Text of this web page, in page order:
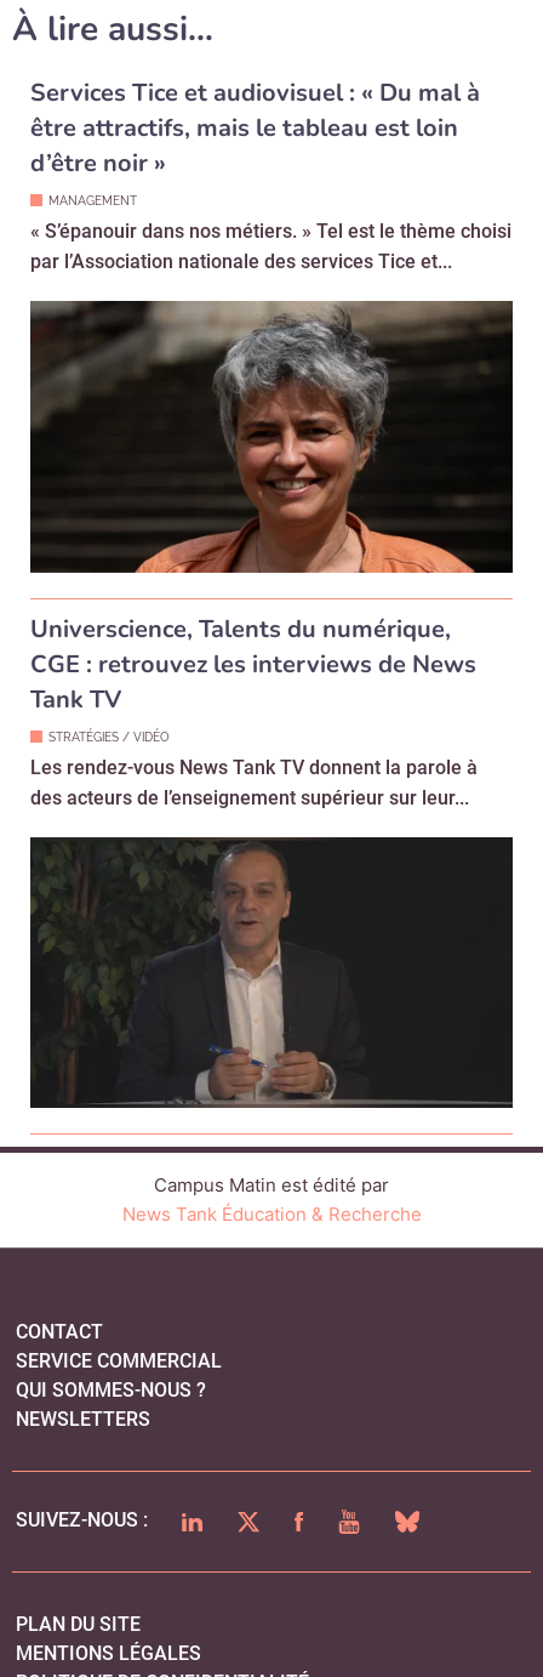
À lire aussi…
Services Tice et audiovisuel : « Du mal à
être attractifs, mais le tableau est loin
d’être noir »
MANAGEMENT
« S’épanouir dans nos métiers. » Tel est le thème choisi
par l’Association nationale des services Tice et...
Universcience, Talents du numérique,
CGE : retrouvez les interviews de News
Tank TV
STRATÉGIES / VIDÉO
Les rendez-vous News Tank TV donnent la parole à
des acteurs de l’enseignement supérieur sur leur...
Campus Matin est édité par
News Tank Éducation & Recherche
CONTACT
SERVICE COMMERCIAL
QUI SOMMES-NOUS ?
NEWSLETTERS
SUIVEZ-NOUS : LINKEDINTWITTERFACEBOOKYOUTUBEBLUESKY
PLAN DU SITE
MENTIONS LÉGALES